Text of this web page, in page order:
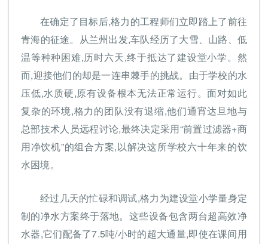
在确定了目标后,格力的工程师们立即踏上了前往
青海的征途。从兰州出发,车队经历了大雪、山路、低
温等种种困难,历时六天,终于抵达了建设堂小学。然
而,迎接他们的却是一连串棘手的挑战。由于学校的水
压低,水质硬,原有设备根本无法正常运行。面对如此
复杂的环境,格力的团队没有退缩,他们通宵达旦地与
总部技术人员远程讨论,最终决定采用“前置过滤器+商
用净饮机”的组合方案,以解决这所学校六十年来的饮
水困境。
经过几天的忙碌和调试,格力为建设堂小学量身定
制的净水方案终于落地。这些设备包含两台超高效净
水器,它们配备了7.5吨/小时的超大通量,即使在课间用